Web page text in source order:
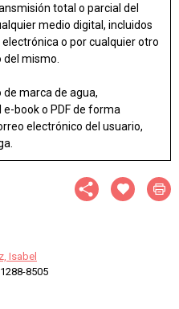
total o parcial del
medio digital, incluidos
o por cualquier otro
mismo.
de marca de agua,
book o PDF de forma
electrónico del usuario,
Isabel
8505